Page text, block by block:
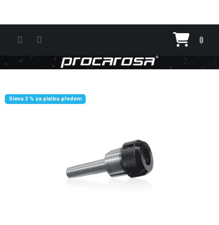
Sleva 3 % za platbu předem